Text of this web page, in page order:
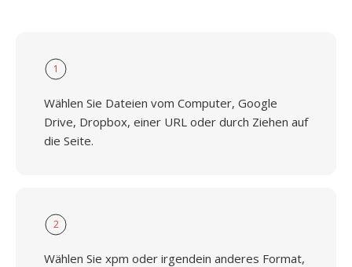
1
Wählen Sie Dateien vom Computer, Google
Drive, Dropbox, einer URL oder durch Ziehen auf
die Seite.
2
Wählen Sie xpm oder irgendein anderes Format,